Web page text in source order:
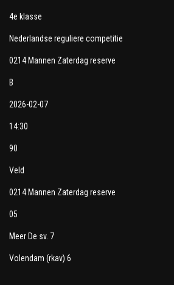
4e klasse
Nederlandse reguliere competitie
0214 Mannen Zaterdag reserve
B
2026-02-07
14:30
90
Veld
0214 Mannen Zaterdag reserve
05
Meer De sv. 7
Volendam (rkav) 6